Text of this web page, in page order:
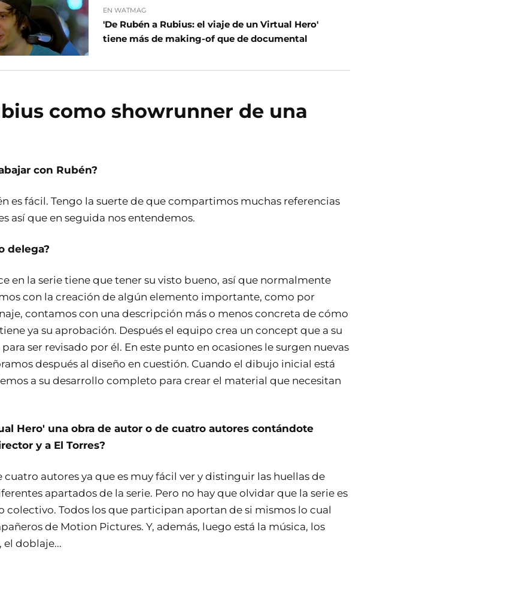
EN WATMAG
'De Rubén a Rubius: el viaje de un Virtual Hero'
tiene más de making-of que de documental
como showrunner de una
con Rubén?
es fácil. Tengo la suerte de que compartimos muchas referencias
así que en seguida nos entendemos.
delega?
en la serie tiene que tener su visto bueno, así que normalmente
con la creación de algún elemento importante, como por
contamos con una descripción más o menos concreta de cómo
ya su aprobación. Después el equipo crea un concept que a su
para ser revisado por él. En este punto en ocasiones le surgen nuevas
después al diseño en cuestión. Cuando el dibujo inicial está
a su desarrollo completo para crear el material que necesitan
Hero' una obra de autor o de cuatro autores contándote
y a El Torres?
cuatro autores ya que es muy fácil ver y distinguir las huellas de
apartados de la serie. Pero no hay que olvidar que la serie es
colectivo. Todos los que participan aportan de si mismos lo cual
de Motion Pictures. Y, además, luego está la música, los
el doblaje...